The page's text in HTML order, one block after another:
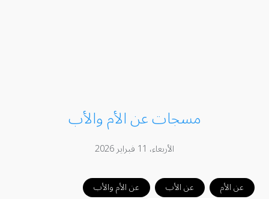
مسجات عن الأم والأب
الأربعاء، 11 فبراير 2026
عن الأم عن الأب
عن الأم والأب